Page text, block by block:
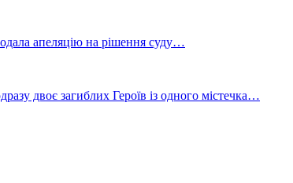
апеляцію на рішення суду…
двоє загиблих Героїв із одного містечка…